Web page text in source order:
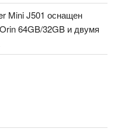
Mini J501 оснащен
64GB/32GB и двумя